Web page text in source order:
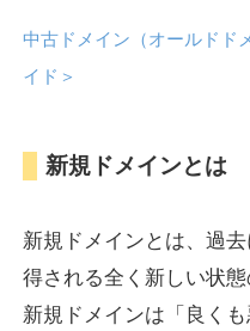
詳
anipani.jp
DA 37 外部リンク数
中古ドメイン（オールドド
イド ＞
新規ドメインとは
新規ドメインとは、過
得される全く新しい状態
新規ドメインは「良く